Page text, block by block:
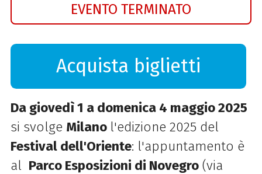
EVENTO TERMINATO
Acquista biglietti
Da giovedì 1 a domenica 4 maggio 2025
si svolge Milano l'edizione 2025 del
Festival dell'Oriente: l'appuntamento è
al Parco Esposizioni di Novegro(via